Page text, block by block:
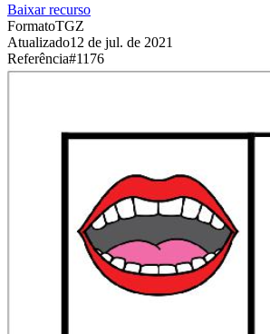
Baixar recurso
FormatoTGZ
Atualizado12 de jul. de 2021
Referência#1176